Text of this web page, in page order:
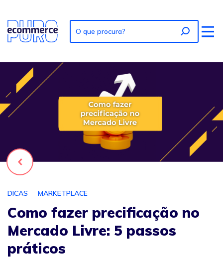
Foto: Como fazer precificação no Mercado Livre: 5
Voltar
DICAS MARKETPLACE
Como fazer precificação no
Mercado Livre: 5 passos
práticos